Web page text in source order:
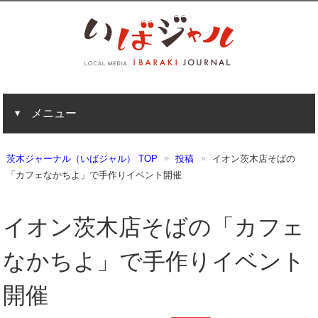
メニュー
茨木ジャーナル（いばジャル） TOP 投稿
イオン茨木店そばの
「カフェなかちよ」で手作りイベント開催
イオン茨木店そばの「カフェ
なかちよ」で手作りイベント
開催